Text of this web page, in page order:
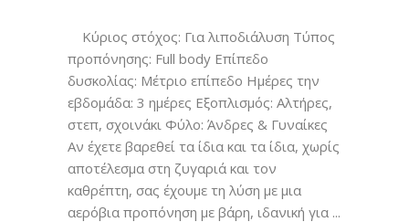
Κύριος στόχος: Για λιποδιάλυση Τύπος
προπόνησης: Full body Επίπεδο
δυσκολίας: Μέτριο επίπεδο Ημέρες την
εβδομάδα: 3 ημέρες Εξοπλισμός: Αλτήρες,
στεπ, σχοινάκι Φύλο: Άνδρες & Γυναίκες
Αν έχετε βαρεθεί τα ίδια και τα ίδια, χωρίς
αποτέλεσμα στη ζυγαριά και τον
καθρέπτη, σας έχουμε τη λύση με μια
αερόβια προπόνηση με βάρη, ιδανική για